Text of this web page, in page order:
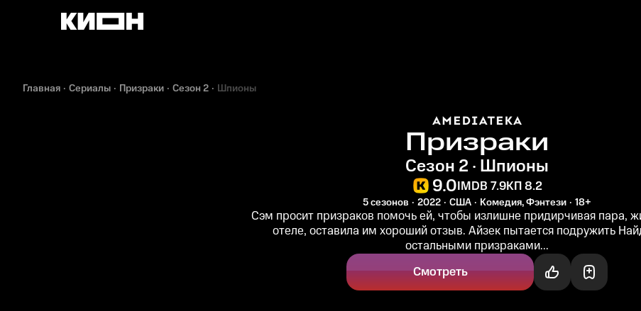
Главная Сериалы Призраки Сезон 2 Шпионы
Призраки
Сезон 2 · Шпионы
9.0IMDB 7.9КП 8.2
5 сезонов 2022 США Комедия, Фэнтези 18+
Сэм просит призраков помочь ей, чтобы излишне придирчивая пара,
отеле, оставила им хороший отзыв. Айзек пытается подружить
остальными призраками...
Смотреть